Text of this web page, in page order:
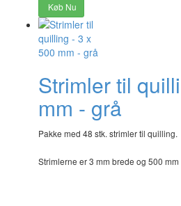
Køb Nu
Strimler til
mm - grå
Pakke med 48 stk. strimler til quilling.
Strimlerne er 3 mm brede og 500